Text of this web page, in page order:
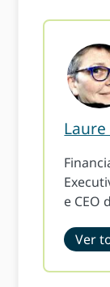
e CEO
Ver